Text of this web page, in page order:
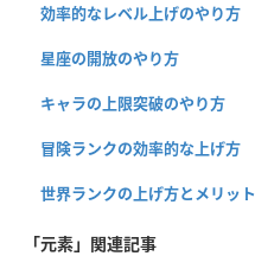
効率的なレベル上げのやり方
星座の開放のやり方
キャラの上限突破のやり方
冒険ランクの効率的な上げ方
世界ランクの上げ方とメリット
「元素」関連記事